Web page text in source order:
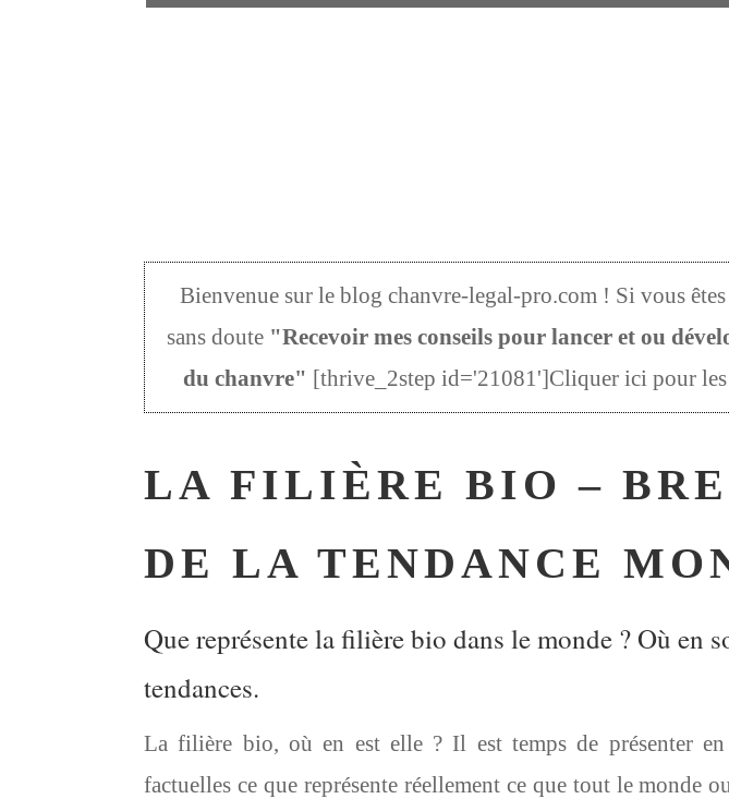
Bienvenue sur le blog chanvre-legal-pro.com ! Si vous
sans doute "Recevoir mes conseils pour lancer et ou
du chanvre" [thrive_2step id='21081']Cliquer ici pour
LA FILIÈRE BIO –
DE LA TENDANCE
Que représente la filière bio dans le monde ? Où en
tendances.
La filière bio, où en est elle ? Il est temps de présenter en
factuelles ce que représente réellement ce que tout le monde